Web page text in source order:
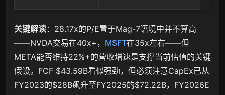
关键解读：28.17x的P/E置于Mag-7语境中并不算高
——NVDA交易在40x+， MSFT在35x左右——但
META能否维持22%+的营收增速是支撑当前估值的关键
假设。FCF $43.59B看似强劲，但必须注意CapEx已从
FY2023的$28B飙升至FY2025的$72.22B，FY2026E